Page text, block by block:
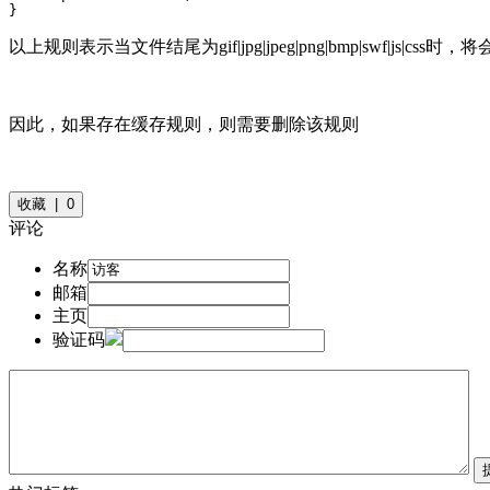
}
以上规则表示当文件结尾为gif|jpg|jpeg|png|bmp|swf|js|css时，
因此，如果存在缓存规则，则需要删除该规则
收藏 | 0
评论
名称
邮箱
主页
验证码